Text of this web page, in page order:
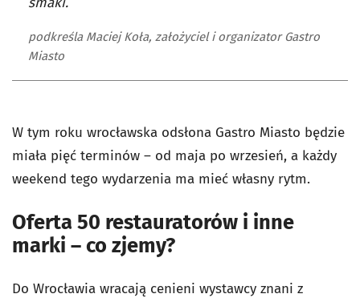
podkreśla Maciej Koła, założyciel i organizator Gastro
Miasto
W tym roku wrocławska odsłona Gastro Miasto będzie
miała pięć terminów – od maja po wrzesień, a każdy
weekend tego wydarzenia ma mieć własny rytm.
Oferta 50 restauratorów i inne
marki – co zjemy?
Do Wrocławia wracają cenieni wystawcy znani z